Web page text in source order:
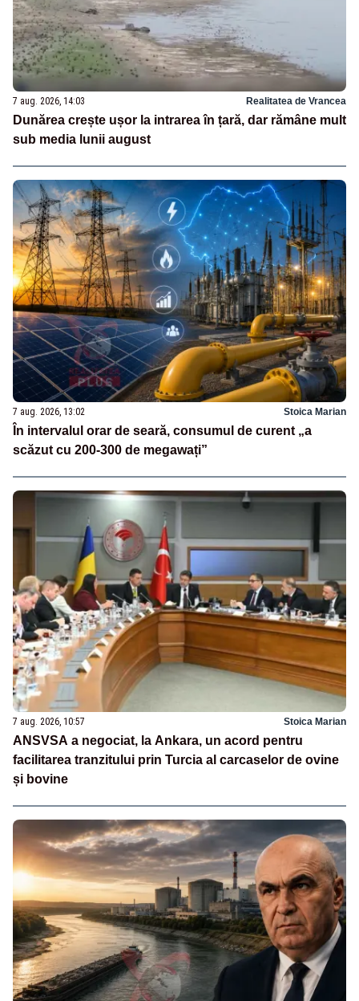
7 aug. 2026, 14:03 Realitatea de Vrancea
Dunărea crește ușor la intrarea în țară, dar rămâne mult
sub media lunii august
7 aug. 2026, 13:02 Stoica Marian
În intervalul orar de seară, consumul de curent „a
scăzut cu 200-300 de megawați”
7 aug. 2026, 10:57 Stoica Marian
ANSVSA a negociat, la Ankara, un acord pentru
facilitarea tranzitului prin Turcia al carcaselor de ovine
și bovine